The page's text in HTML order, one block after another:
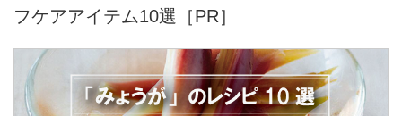
フケアアイテム10選［PR］